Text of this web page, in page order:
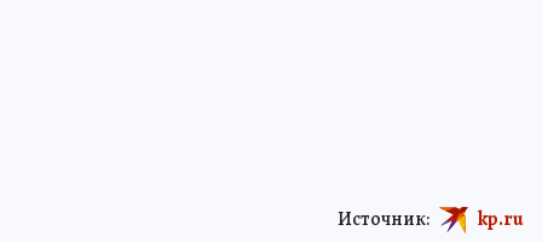
Источник: kp.ru